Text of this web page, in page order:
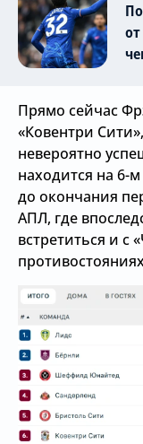
Прямо сейчас
«Ковентри
невероятно
находится на 6-
до окончания
АПЛ, где
встретиться и с